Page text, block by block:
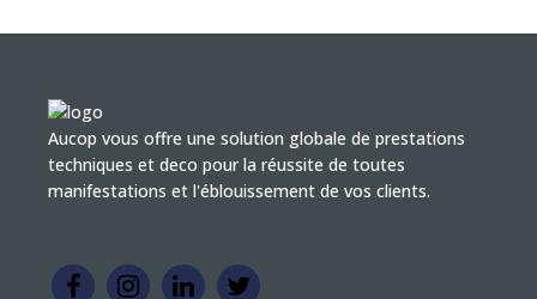
Aucop vous offre une solution globale de prestations
techniques et deco pour la réussite de toutes
manifestations et l'éblouissement de vos clients.